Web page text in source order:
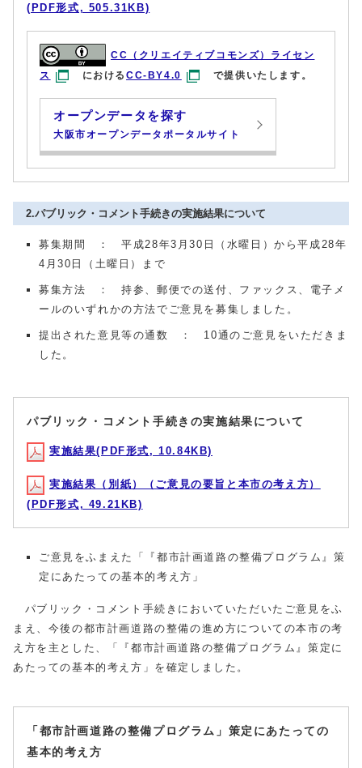
(PDF形式, 505.31KB)
CC（クリエイティブコモンズ）ライセン
ス
におけるCC-BY4.0 で提供いたします。
オープンデータを探す
大阪市オープンデータポータルサイト
2.パブリック・コメント手続きの実施結果について
募集期間 ： 平成28年3月30日（水曜日）から平成28年
4月30日（土曜日）まで
募集方法 ： 持参、郵便での送付、ファックス、電子メ
ールのいずれかの方法でご意見を募集しました。
提出された意見等の通数 ： 10通のご意見をいただきま
した。
パブリック・コメント手続きの実施結果について
実施結果(PDF形式, 10.84KB)
実施結果（別紙）（ご意見の要旨と本市の考え方）
(PDF形式, 49.21KB)
ご意見をふまえた「『都市計画道路の整備プログラム』策
定にあたっての基本的考え方」
パブリック・コメント手続きにおいていただいたご意見をふ
まえ、今後の都市計画道路の整備の進め方についての本市の考
え方を主とした、「『都市計画道路の整備プログラム』策定に
あたっての基本的考え方」を確定しました。
「都市計画道路の整備プログラム」策定にあたっての
基本的考え方